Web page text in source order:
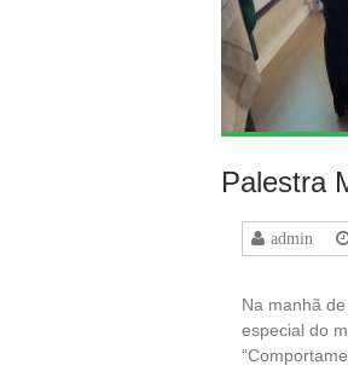
Palestra
admin
Na manhã
especial do